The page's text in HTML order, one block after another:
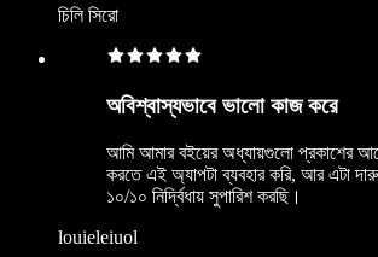
চিলি সিরো
অবিশ্বাস্যভাবে ভালো কাজ করে
আমি আমার বইয়ের অধ্যায়গুলো প্রকাশের
করতে এই অ্যাপটা ব্যবহার করি, আর এটা
১০/১০ নির্দ্বিধায় সুপারিশ করছি।
louieleiuol